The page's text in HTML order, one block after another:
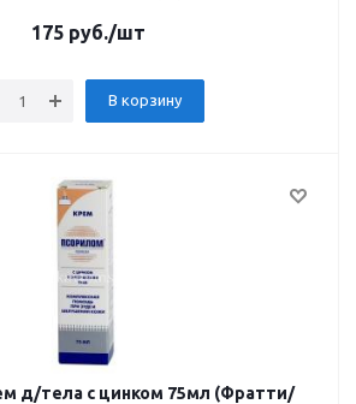
175руб./шт
В корзину
д/тела с цинком 75мл (Фратти/